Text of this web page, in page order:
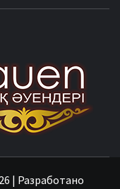
| Разработано